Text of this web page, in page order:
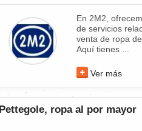
En 2M2,
de servicios
venta de ropa
Aquí tienes ...
Ver más
Pettegole, ropa al por mayor